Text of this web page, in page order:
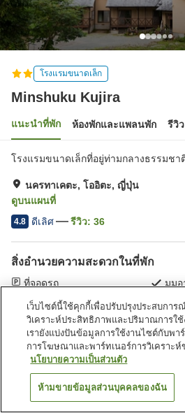
โรงแรมขนาดเล็ก
Minshuku Kujira
แนะนำที่พัก ห้องพักและแพลนพัก รีวิว
โรงแรมขนาดเล็กที่อยู่ท่ามกลางธรรมชา
นครทาเคตะ, โออิตะ, ญี่ปุ่น
ดูบนแผนที่
4.8 ดีเลิศ รีวิว: 36
สิ่งอำนวยความสะดวกในที่พัก
ที่จอดรถ
มุมอ
หน้าแรก ญี่ปุ่น โออิตะ นครทาเคตะ
ค้นหาห้องพัก
เว็บไซต์นี้ใช้คุกกี้เพื่อปรับปรุงประสบการ
วิเคราะห์ประสิทธิภาพและปริมาณการใช้
เรายังแบ่งปันข้อมูลการใช้งานไซต์กับพา
การโฆษณาและพาร์ทเนอร์การวิเคราะห์
นโยบายความเป็นส่วนตัว
ห้ามขายข้อมูลส่วนบุคคลของฉัน